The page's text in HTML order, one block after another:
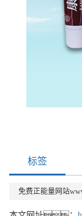
标签
免费正能量网站